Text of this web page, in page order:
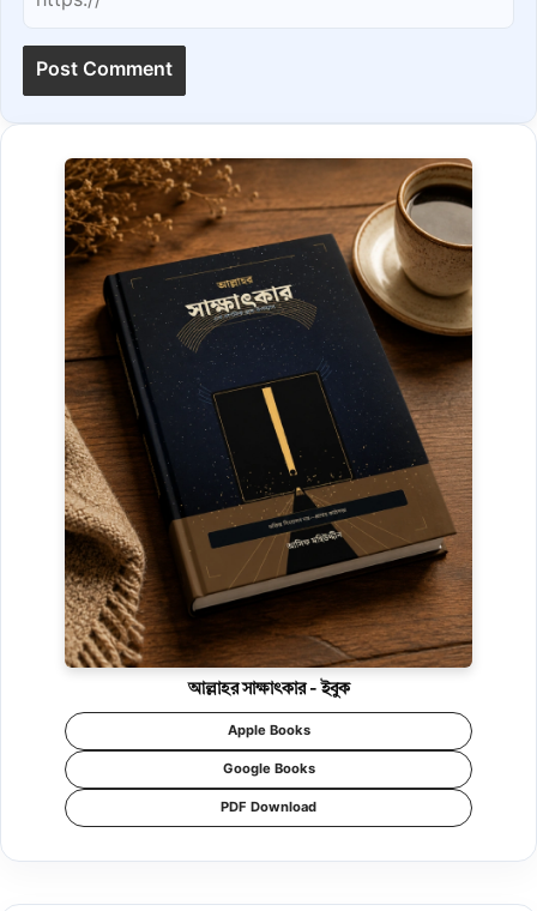
আল্লাহর সাক্ষাৎকার - ইবুক
Apple Books
Google Books
PDF Download